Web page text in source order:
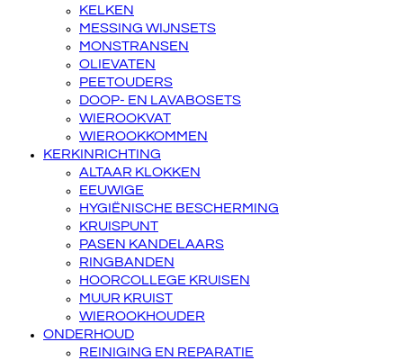
KELKEN
MESSING WIJNSETS
MONSTRANSEN
OLIEVATEN
PEETOUDERS
DOOP- EN LAVABOSETS
WIEROOKVAT
WIEROOKKOMMEN
KERKINRICHTING
ALTAAR KLOKKEN
EEUWIGE
HYGIËNISCHE BESCHERMING
KRUISPUNT
PASEN KANDELAARS
RINGBANDEN
HOORCOLLEGE KRUISEN
MUUR KRUIST
WIEROOKHOUDER
ONDERHOUD
REINIGING EN REPARATIE